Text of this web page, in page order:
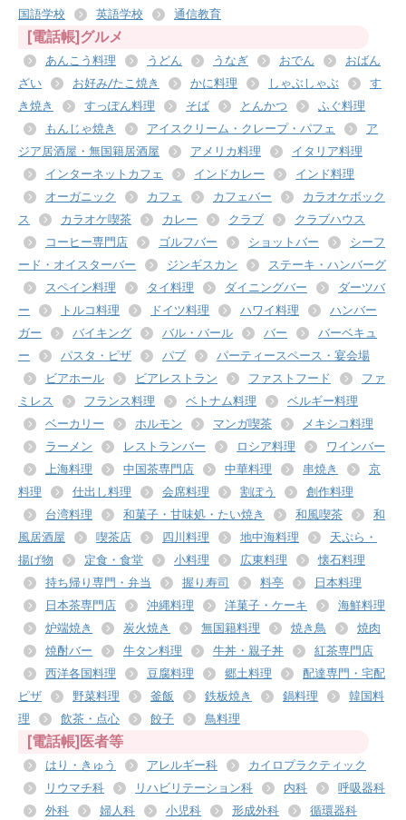
国語学校 英語学校 通信教育
[電話帳]グルメ
あんこう料理 うどん うなぎ おでん
おばん
ざい
お好み/たこ焼き かに料理 しゃぶしゃぶ
す
き焼き
すっぽん料理 そば とんかつ
ふぐ料理
もんじゃ焼き
アイスクリーム・クレープ・パフェ
ア
ジア居酒屋・無国籍居酒屋
アメリカ料理
イタリア料理
インターネットカフェ
インドカレー
インド料理
オーガニック
カフェ カフェバー
カラオケボック
ス
カラオケ喫茶 カレー クラブ
クラブハウス
コーヒー専門店
ゴルフバー ショットバー
シーフ
ード・オイスターバー
ジンギスカン
ステーキ・ハンバーグ
スペイン料理
タイ料理 ダイニングバー
ダーツバ
ー
トルコ料理 ドイツ料理 ハワイ料理
ハンバー
ガー
バイキング バル・バール バー
バーベキュ
ー
パスタ・ピザ パブ
パーティースペース・宴会場
ビアホール
ビアレストラン ファストフード
ファ
ミレス
フランス料理 ベトナム料理
ベルギー料理
ベーカリー
ホルモン マンガ喫茶
メキシコ料理
ラーメン
レストランバー ロシア料理
ワインバー
上海料理
中国茶専門店 中華料理 串焼き
京
料理
仕出し料理 会席料理 割ぽう
創作料理
台湾料理
和菓子・甘味処・たい焼き 和風喫茶
和
風居酒屋
喫茶店 四川料理 地中海料理
天ぷら・
揚げ物
定食・食堂 小料理 広東料理
懐石料理
持ち帰り専門・弁当
握り寿司 料亭
日本料理
日本茶専門店
沖縄料理 洋菓子・ケーキ
海鮮料理
炉端焼き
炭火焼き 無国籍料理 焼き鳥
焼肉
焼酎バー
牛タン料理 牛丼・親子丼
紅茶専門店
西洋各国料理
豆腐料理 郷土料理
配達専門・宅配
ピザ
野菜料理 釜飯 鉄板焼き 鍋料理
韓国料
理
飲茶・点心 餃子 鳥料理
[電話帳]医者等
はり・きゅう アレルギー科
カイロプラクティック
リウマチ科
リハビリテーション科 内科
呼吸器科
外科
婦人科 小児科 形成外科
循環器科